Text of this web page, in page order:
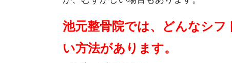
池元整骨院では、どんなシ
い方法があります。